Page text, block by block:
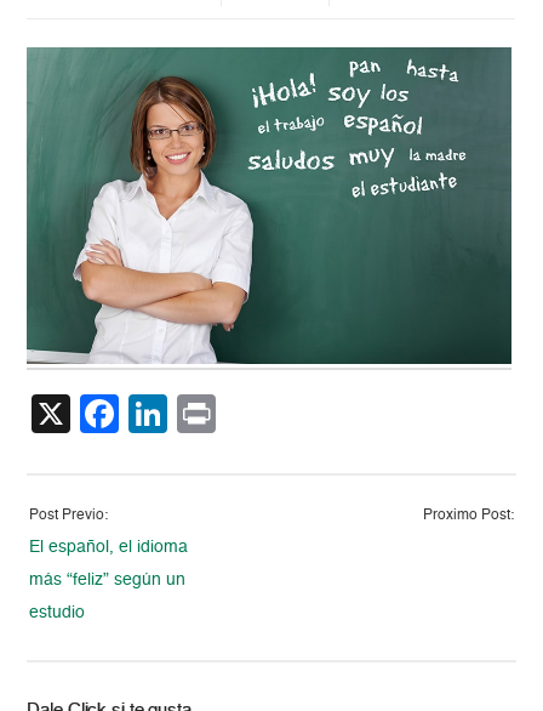
X Facebook
LinkedIn
Post Previo:
El español, el idioma
más “feliz” según un
estudio
Proximo Post: